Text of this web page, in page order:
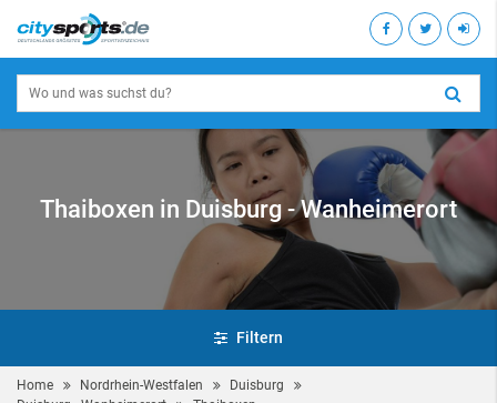
Thaiboxen in Duisburg - Wanheimerort
Filtern
Home Nordrhein-Westfalen
Duisburg